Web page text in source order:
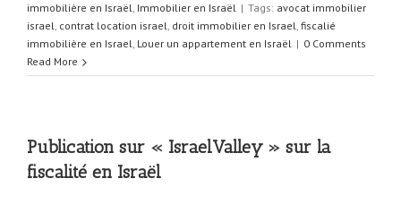
immobilière en Israël, Immobilier en Israël | Tags: avocat immobilier
israel, contrat location israel, droit immobilier en Israel, fiscalié
immobilière en Israel, Louer un appartement en Israël | 0 Comments
Read More
Publication sur « IsraelValley » sur la
fiscalité en Israël